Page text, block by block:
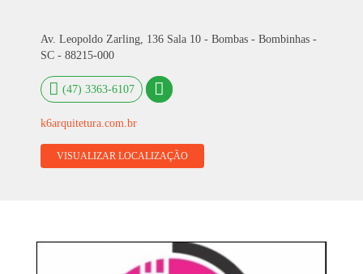
Av. Leopoldo Zarling, 136 Sala 10 - Bombas - Bombinhas -
SC - 88215-000
(47) 3363-6107
k6arquitetura.com.br
VISUALIZAR LOCALIZAÇÃO